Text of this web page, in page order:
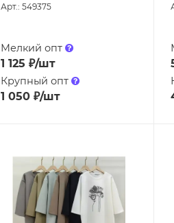
Арт.: 549375
Мелкий опт
1 125 ₽/шт
Крупный опт
1 050₽/шт